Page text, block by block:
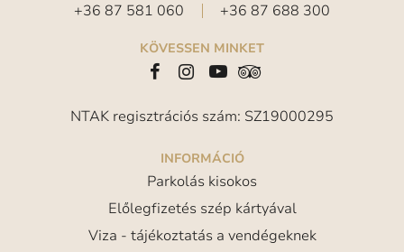
+36 87 581 060
+36 87 688 300
KÖVESSEN MINKET
NTAK regisztrációs szám: SZ19000295
INFORMÁCIÓ
Parkolás kisokos
Előlegfizetés szép kártyával
Viza - tájékoztatás a vendégeknek